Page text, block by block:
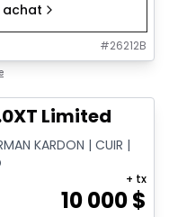
achat
#26212B
Limited
KARDON | CUIR |
10 000$
+ tx